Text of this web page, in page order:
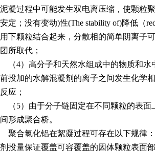
泥凝过程中可能发生双电离压缩，使颗粒
安定；没有变动)性(The stability of)降低（
用下颗粒结合起来，分散相的简单阴离子
团所取代；
（4）高分子和天然水组成中的物质和水
前投加的水解混凝剂的离子之间发生化学
反应；
（5）由于分子链固定在不同颗粒的表面
间形成聚合桥。
聚合氯化铝在絮凝过程可存在以下规律
剂投量保证覆盖可容覆盖的因体颗粒表面